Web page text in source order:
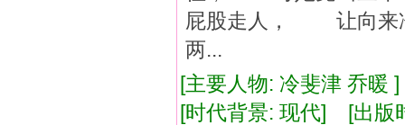
屁股走人， 让向来
两...
[主要人物: 冷斐津 乔
[时代背景: 现代] [出